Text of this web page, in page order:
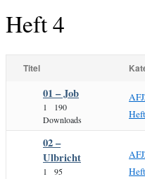
Heft 4
Titel
01 – Job
1
190
Downloads
02 –
Ulbricht
1
95